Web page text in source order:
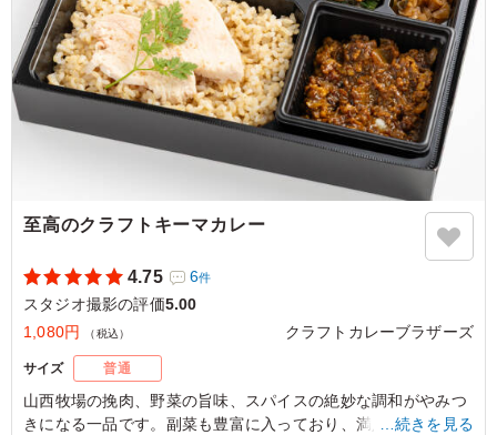
至高のクラフトキーマカレー
4.75 6件
スタジオ撮影の評価5.00
1,080円
（税込） クラフトカレーブラザーズ
サイズ 普通
山西牧場の挽肉、野菜の旨味、スパイスの絶妙な調和がやみつ
きになる一品です。副菜も豊富に入っており、満足感が高いな
…続きを見る